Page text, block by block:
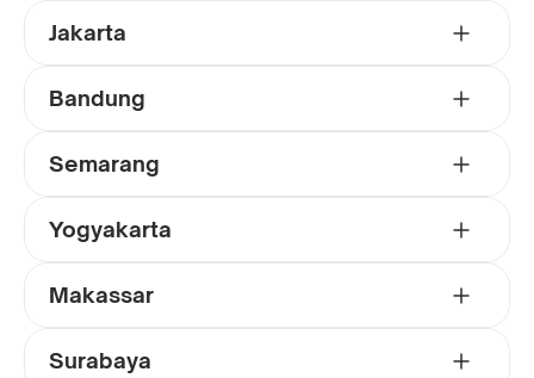
Jakarta
Bandung
Semarang
Yogyakarta
Makassar
Surabaya